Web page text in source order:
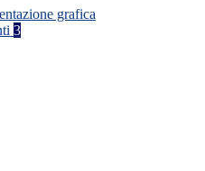
grafica
3